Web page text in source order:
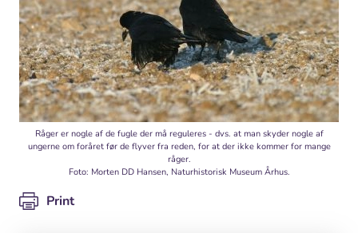
Råger er nogle af de fugle der må reguleres - dvs. at man skyder nogle af
ungerne om foråret før de flyver fra reden, for at der ikke kommer for mange
råger.
Foto: Morten DD Hansen, Naturhistorisk Museum Århus.
Print